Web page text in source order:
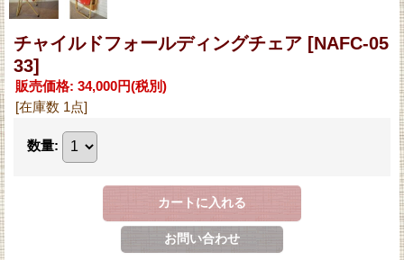
チャイルドフォールディングチェア [NAFC-05
33]
販売価格: 34,000円(税別)
[在庫数 1点]
数量: